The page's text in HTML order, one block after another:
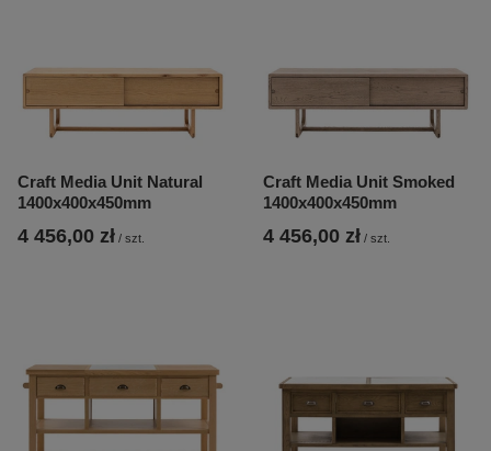
Craft Media Unit Natural
1400x400x450mm
4 456,00 zł / szt.
Craft Media Unit Smoked
1400x400x450mm
4 456,00 zł / szt.